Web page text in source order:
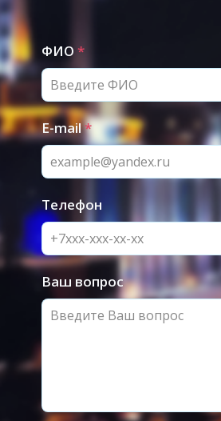
ФИО *
E-mail*
Телефон
Ваш вопрос